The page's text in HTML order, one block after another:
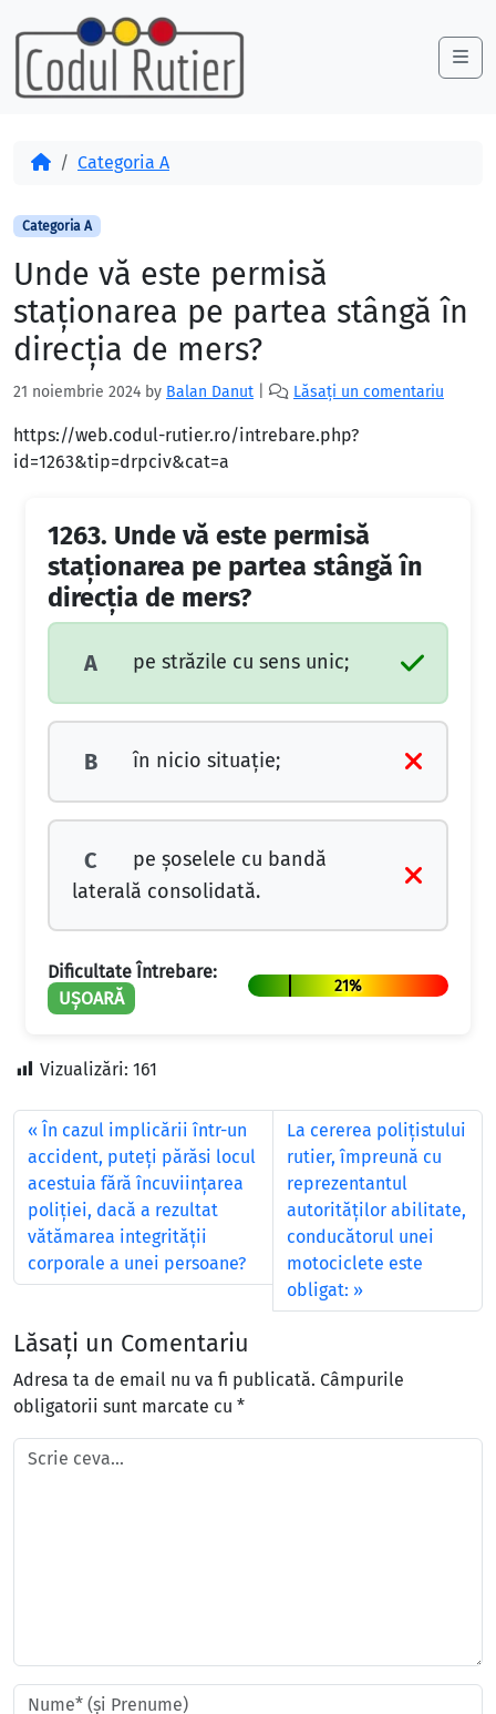
Skip to content
Skip to footer
AcasăCategoria A
Categoria A
Unde vă este permisă
staţionarea pe partea stângă în
direcţia de mers?
21 noiembrie 2024 by Balan Danut Lăsați un comentariu
https://web.codul-rutier.ro/intrebare.php?
id=1263&tip=drpciv&cat=a
1263. Unde vă este permisă
staţionarea pe partea stângă în
direcţia de mers?
A pe străzile cu sens unic;
B în nicio situaţie;
C
pe şoselele cu bandă
laterală consolidată.
Dificultate Întrebare:
UȘOARĂ
21%
Vizualizări: 161
În cazul implicării într-un
accident, puteţi părăsi locul
acestuia fără încuviinţarea
poliţiei, dacă a rezultat
vătămarea integrităţii
corporale a unei persoane?
La cererea poliţistului
rutier, împreună cu
reprezentantul
autorităţilor abilitate,
conducătorul unei
motociclete este
obligat:
Lăsați un Comentariu
Adresa ta de email nu va fi publicată. Câmpurile
obligatorii sunt marcate cu *